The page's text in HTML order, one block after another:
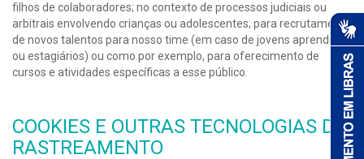
filhos de colaboradores; no contexto de processos judiciais ou
arbitrais envolvendo crianças ou adolescentes; para recrutamento
de novos talentos para nosso time (em caso de jovens aprendizes
ou estagiários) ou como por exemplo, para oferecimento de
cursos e atividades específicas a esse público.
COOKIES E OUTRAS TECNOLOGIAS DE
RASTREAMENTO